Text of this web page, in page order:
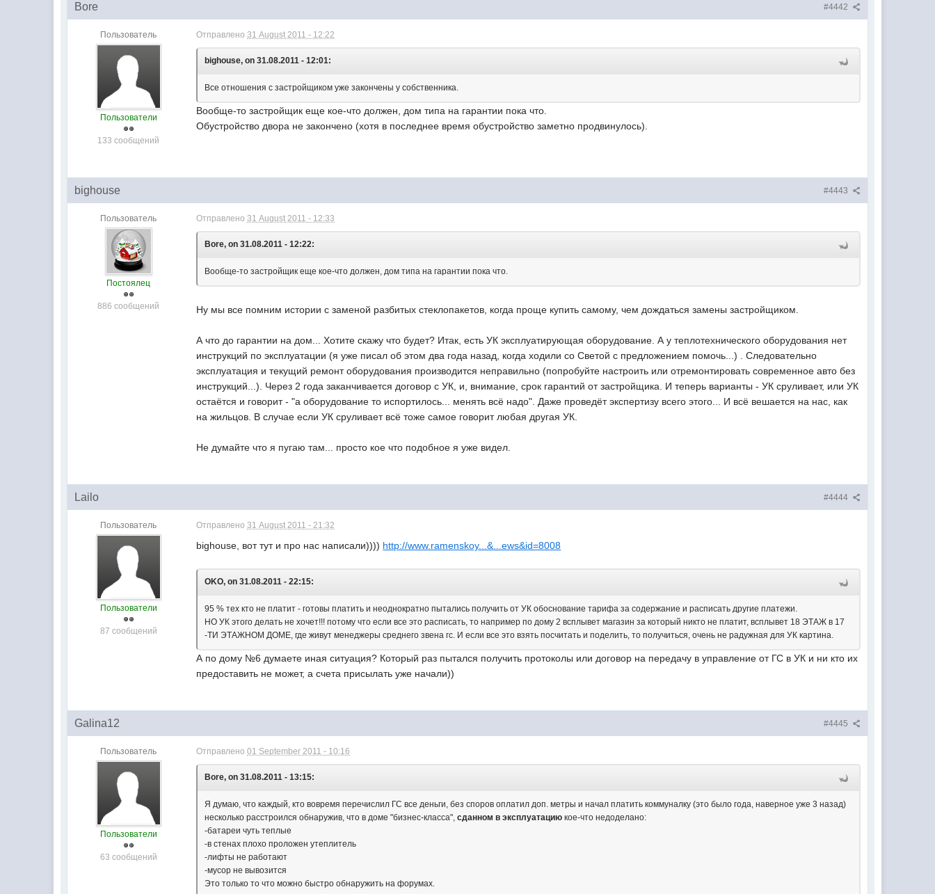
#4442
Bore
Пользователь
Пользователи
133 сообщений
Отправлено31 August 2011 - 12:22
bighouse, on 31.08.2011 - 12:01:
Все отношения с застройщиком уже закончены у собственника.
Вообще-то застройщик еще кое-что должен, дом типа на гарантии пока что.
Обустройство двора не закончено (хотя в последнее время обустройство заметно продвинулось).
#4443
bighouse
Пользователь
Постоялец
886 сообщений
Отправлено31 August 2011 - 12:33
Bore, on 31.08.2011 - 12:22:
Вообще-то застройщик еще кое-что должен, дом типа на гарантии пока что.
Ну мы все помним истории с заменой разбитых стеклопакетов, когда проще купить самому, чем дождаться замены застройщиком.
А что до гарантии на дом... Хотите скажу что будет? Итак, есть УК эксплуатирующая оборудование. А у теплотехнического оборудования нет
инструкций по эксплуатации (я уже писал об этом два года назад, когда ходили со Светой с предложением помочь...) . Следовательно
эксплуатация и текущий ремонт оборудования производится неправильно (попробуйте настроить или отремонтировать современное авто без
инструкций...). Через 2 года заканчивается договор с УК, и, внимание, срок гарантий от застройщика. И теперь варианты - УК сруливает, или УК
остаётся и говорит - "а оборудование то испортилось... менять всё надо". Даже проведёт экспертизу всего этого... И всё вешается на нас, как
на жильцов. В случае если УК сруливает всё тоже самое говорит любая другая УК.
Не думайте что я пугаю там... просто кое что подобное я уже видел.
#4444
Lailo
Пользователь
Пользователи
87 сообщений
Отправлено31 August 2011 - 21:32
bighouse, вот тут и про нас написали)))) http://www.ramenskoy...&...ews&id=8008
OKO, on 31.08.2011 - 22:15:
95 % тех кто не платит - готовы платить и неоднократно пытались получить от УК обоснование тарифа за содержание и расписать другие платежи.
НО УК этого делать не хочет!!! потому что если все это расписать, то например по дому 2 всплывет магазин за который никто не платит, всплывет 18 ЭТАЖ в 17
-ТИ ЭТАЖНОМ ДОМЕ, где живут менеджеры среднего звена гс. И если все это взять посчитать и поделить, то получиться, очень не радужная для УК картина.
А по дому №6 думаете иная ситуация? Который раз пытался получить протоколы или договор на передачу в управление от ГС в УК и ни кто их
предоставить не может, а счета присылать уже начали))
#4445
Galina12
Пользователь
Пользователи
63 сообщений
Отправлено01 September 2011 - 10:16
Bore, on 31.08.2011 - 13:15:
Я думаю, что каждый, кто вовремя перечислил ГС все деньги, без споров оплатил доп. метры и начал платить коммуналку (это было года, наверное уже 3 назад)
несколько расстроился обнаружив, что в доме "бизнес-класса",сданном в эксплуатацию кое-что недоделано:
-батареи чуть теплые
-в стенах плохо проложен утеплитель
-лифты не работают
-мусор не вывозится
Это только то что можно быстро обнаружить на форумах.